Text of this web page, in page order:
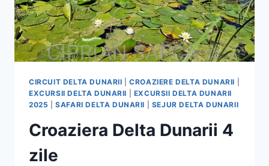
CIRCUIT DELTA DUNARII |CROAZIERE DELTA DUNARII
EXCURSII DELTA DUNARII
EXCURSII DELTA DUNARII
2025 |SAFARI DELTA DUNARII SEJUR DELTA DUNARII
Croaziera Delta Dunarii 4
zile